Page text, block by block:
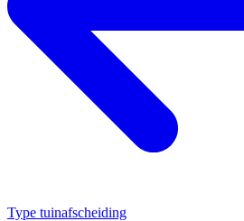
Type tuinafscheiding